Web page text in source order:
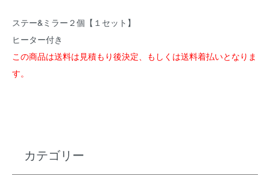
ステー&ミラー２個【１セット】
ヒーター付き
この商品は送料は見積もり後決定、もしくは送料着払いとなりま
す。
カテゴリー